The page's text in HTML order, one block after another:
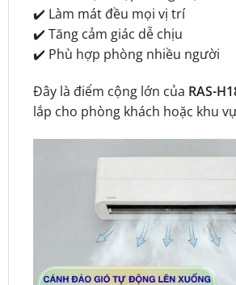
✔️ Làm mát đều mọi vị trí
✔️ Tăng cảm giác dễ chịu
✔️ Phù hợp phòng nhiều người
Đây là điểm cộng lớn của RAS-
lắp cho phòng khách hoặc khu